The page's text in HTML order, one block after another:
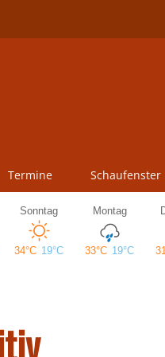
Termine Schaufenster